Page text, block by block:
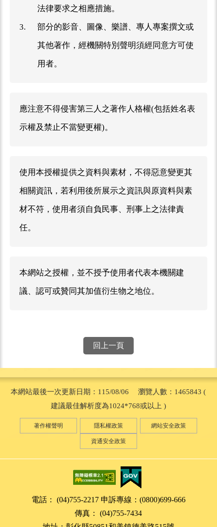
法律要求之相應措施。
3.
部分的影音、圖像、樂譜、專人專案撰文或
其他著作，經機關特別聲明須經同意方可使
用者。
應注意不得侵害第三人之著作人格權(包括姓名表
示權及禁止不當變更權)。
使用本授權提供之資料與素材，不得惡意變更其
相關資訊，若利用後所展示之資訊與原資料與素
材不符，使用者須自負民事、刑事上之法律責
任。
本網站之授權，並不授予使用者代表本機關建
議、認可或贊同其加值衍生物之地位。
回上一頁
本網站最後一次更新日期：115/08/06 瀏覽人數：1465843 (
建議最佳解析度為1024*768或以上 )
著作權聲明 隱私權政策 網站安全政策
資通安全政策
電話： (04)755-2217 申訴專線：(0800)699-666
傳真： (04)755-7434